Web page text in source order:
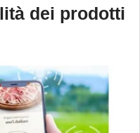
dei prodotti